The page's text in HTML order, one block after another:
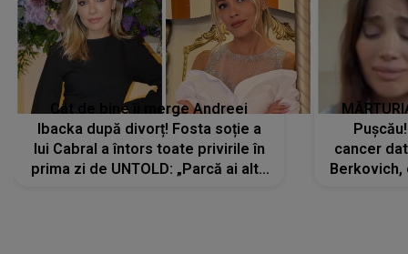
Cât de bine îi merge Andreei
Ibacka după divorț! Fosta soție a
lui Cabral a întors toate privirile în
prima zi de UNTOLD: „Parcă ai altă
cancer
Berkovich,